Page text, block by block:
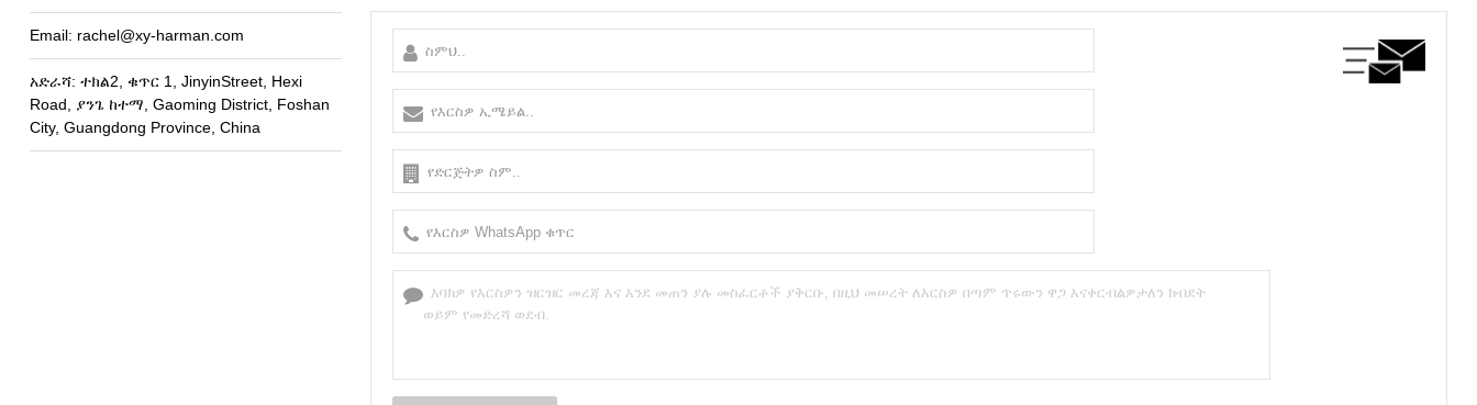
Email: rachel@xy-harman.com
አድራሻ: ተክል2, ቁጥር 1, JinyinStreet, Hexi
Road , ያንጌ ከተማ, Gaoming District, Foshan
City, Guangdong Province, China